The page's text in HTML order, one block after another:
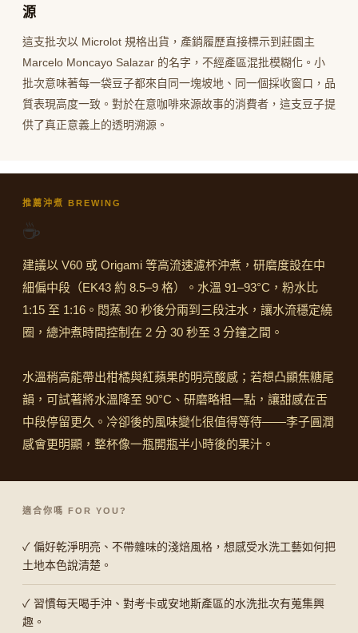
源
這支批次以 Microlot 規格出貨，產銷履歷直接標示到莊園主
Marcelo Moncayo Salazar 的名字，不經產區混批模糊化。小
批次意味著每一袋豆子都來自同一塊坡地、同一個採收窗口，品
質表現高度一致。對於在意咖啡來源故事的消費者，這支豆子提
供了真正意義上的透明溯源。
推薦沖煮 BREWING
☕
建議以 V60 或 Origami 等高流速濾杯沖煮，研磨度設在中
細偏中段（EK43 約 8.5–9 格）。水溫 91–93°C，粉水比
1:15 至 1:16。悶蒸 30 秒後分兩到三段注水，讓水流穩定繞
圈，總沖煮時間控制在 2 分 30 秒至 3 分鐘之間。
水溫稍高能帶出柑橘與紅蘋果的明亮酸感；若想凸顯焦糖尾
韻，可試著將水溫降至 90°C、研磨略粗一點，讓甜感在舌
中段停留更久。冷卻後的風味變化很值得等待——李子圓潤
感會更明顯，整杯像一瓶開瓶半小時後的果汁。
適合你嗎 FOR YOU?
✓ 偏好乾淨明亮、不帶雜味的淺焙風格，想感受水洗工藝如何把
土地本色說清楚。
✓ 習慣每天喝手沖、對考卡或安地斯產區的水洗批次有蒐集興
趣。